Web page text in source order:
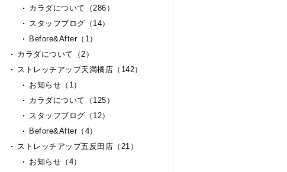
カラダについて（286）
スタッフブログ（14）
Before&After（1）
カラダについて（2）
ストレッチアップ天満橋店（142）
お知らせ（1）
カラダについて（125）
スタッフブログ（12）
Before&After（4）
ストレッチアップ五反田店（21）
お知らせ（4）